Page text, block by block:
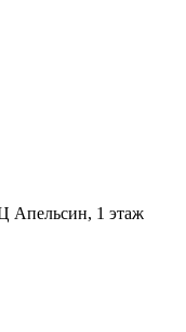
Апельсин, 1 этаж